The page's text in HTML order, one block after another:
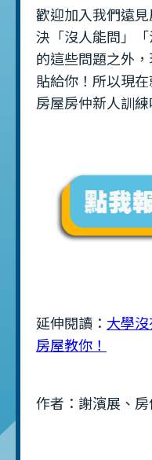
歡迎加入我們遠
決「沒人能問」「
的這些問題之外
貼給你！所以現
房屋房仲新人訓練
延伸閱讀： 大學
房屋教你！
作者：謝濱展、